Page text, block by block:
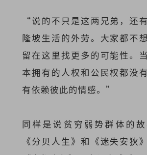
“说的不只是这两兄弟，还
隆坡生活的外劳。大家都不
留在这里找更多的可能性。
本拥有的人权和公民权都没
有依赖彼此的情感。”
同样是说贫穷弱势群体的
《分贝人生》和《迷失安狄